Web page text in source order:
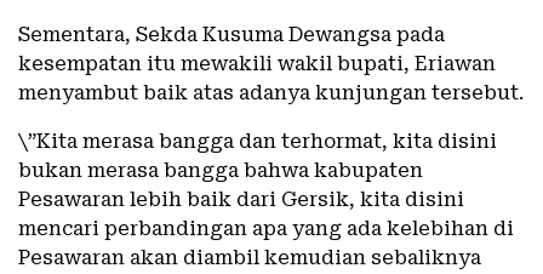
Sementara, Sekda Kusuma Dewangsa pada
kesempatan itu mewakili wakil bupati, Eriawan
menyambut baik atas adanya kunjungan tersebut.
\”Kita merasa bangga dan terhormat, kita disini
bukan merasa bangga bahwa kabupaten
Pesawaran lebih baik dari Gersik, kita disini
mencari perbandingan apa yang ada kelebihan di
Pesawaran akan diambil kemudian sebaliknya